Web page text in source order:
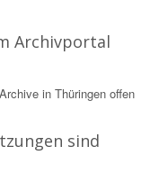
Archivportal
in Thüringen offen
sind